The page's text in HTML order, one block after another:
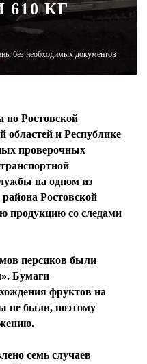
ЖУРНАЛ
КГ
без необходимых документов
по Ростовской
областей и Республике
проверочных
на одном из
Ростовской
продукцию со следами
персиков были
Бумаги
фруктов на
не были, поэтому
семь случаев